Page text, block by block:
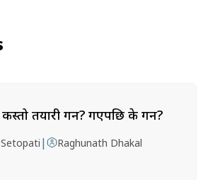
तयारी गर्ने? गएपछि के गर्ने?
Setopati | Raghunath Dhakal